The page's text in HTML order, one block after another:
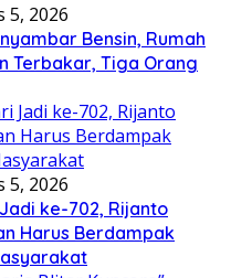
5, 2026
Bensin, Rumah
Terbakar, Tiga Orang
5, 2026
ke-702, Rijanto
Harus Berdampak